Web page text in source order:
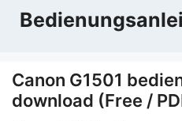
Zum
Inhalt
Canon G1501
download (Free /